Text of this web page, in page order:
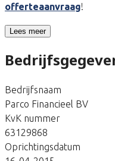
offerteaanvraag!
Lees meer
Bedrijfsnaam
Parco Financieel BV
KvK nummer
63129868
Oprichtingsdatum